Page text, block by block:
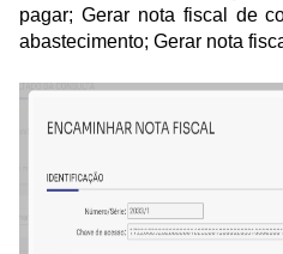
pagar; Gerar nota fiscal de
abastecimento; Gerar nota